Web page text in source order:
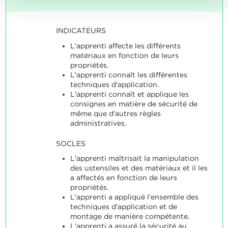
INDICATEURS
L'apprenti affecte les différents
matériaux en fonction de leurs
propriétés.
L'apprenti connaît les différentes
techniques d'application.
L'apprenti connaît et applique les
consignes en matière de sécurité de
même que d'autres règles
administratives.
SOCLES
L'apprenti maîtrisait la manipulation
des ustensiles et des matériaux et il les
a affectés en fonction de leurs
propriétés.
L'apprenti a appliqué l'ensemble des
techniques d'application et de
montage de manière compétente.
L'apprenti a assuré la sécurité au